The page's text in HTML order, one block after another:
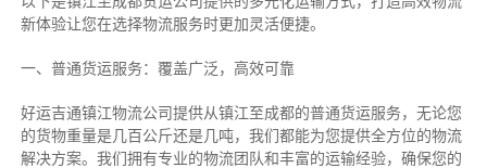
新体验让您在选择物流服务时更加灵活便捷。
一、普通货运服务：覆盖广泛，高效可靠
好运吉通镇江物流公司提供从镇江至成都的普通货运服务，无论您
的货物重量是几百公斤还是几吨，我们都能为您提供全方位的物流
解决方案。我们拥有专业的物流团队和丰富的运输经验，确保您的